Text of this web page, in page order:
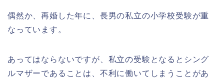
偶然か、再婚した年に、長男の私立の小学校受験が重
なっています。
あってはならないですが、私立の受験となるとシング
ルマザーであることは、不利に働いてしまうことがあ